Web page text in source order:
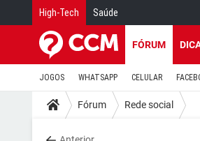
High-Tech Saúde
FÓRUM
JOGOS WHATSAPP CELULAR
Fórum Rede social